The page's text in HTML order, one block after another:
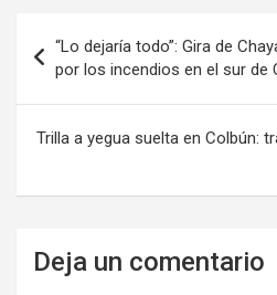
de
entradas
“Lo dejaría todo”: Gira de
por los incendios en el sur de
Trilla a yegua suelta en Colbún:
Deja un comentario